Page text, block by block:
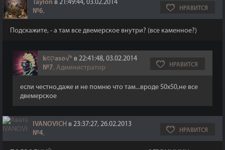
Taylon в 21:49:44, 03.02.2014
№6, НРАВИТСЯ
Подскажите, - а там все двемерское внутри? (все каменное?)
k©קaso√® в 22:41:48, 03.02.2014
№7, Администратор НРАВИТСЯ
если честно,даже и не помню что там...вроде 50х50,не все
двемерское
IVANOVICH в 23:37:27, 26.02.2013
№4, НРАВИТСЯ